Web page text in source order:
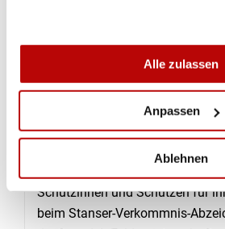
Alle zulassen
Anpassen
Ablehnen
Match mit dem Sturmgewehr 57
2023 im Standardgewehr-
(liegend & kniend je 30 Schuss)
Ziegler)
Schützinnen und Schützen für
beim Stanser-Verkommnis-